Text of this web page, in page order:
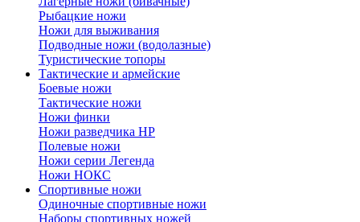
Рыбацкие ножи
Ножи для выживания
Подводные ножи (водолазные)
Туристические топоры
Тактические и армейские
Боевые ножи
Тактические ножи
Ножи финки
Ножи разведчика НР
Полевые ножи
Ножи серии Легенда
Ножи НОКС
Спортивные ножи
Одиночные спортивные ножи
Наборы спортивных ножей